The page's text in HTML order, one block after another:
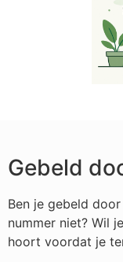
Gebeld
Ben je gebeld
nummer niet? Wil
hoort voordat je